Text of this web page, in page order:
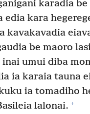
karadia
edia kara
kavakavadia
be maoro
inai umui diba
ia karaia tauna
ia tomadiho
lalonai. +